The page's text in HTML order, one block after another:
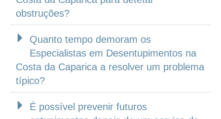
obstruções?
Quanto tempo demoram os
Especialistas em Desentupimentos na
Costa da Caparica a resolver um problema
típico?
É possível prevenir futuros